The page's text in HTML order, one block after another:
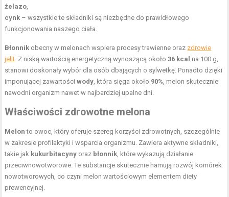
żelazo,
cynk – wszystkie te składniki są niezbędne do prawidłowego
funkcjonowania naszego ciała.
Błonnik obecny w melonach wspiera procesy trawienne oraz zdrowie
jelit. Z niską wartością energetyczną wynoszącą około36 kcal na 100 g,
stanowi doskonały wybór dla osób dbających o sylwetkę. Ponadto dzięki
imponującej zawartościwody, która sięga około 90%, melon skutecznie
nawodni organizm nawet w najbardziej upalne dni.
Właściwości zdrowotne melona
Melon to owoc, który oferuje szereg korzyści zdrowotnych, szczególnie
w zakresie profilaktyki i wsparcia organizmu. Zawiera aktywne składniki,
takie jak kukurbitacyny oraz błonnik, które wykazują działanie
przeciwnowotworowe. Te substancje skutecznie hamują rozwój komórek
nowotworowych, co czyni melon wartościowym elementem diety
prewencyjnej.